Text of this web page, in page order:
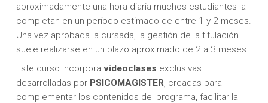
aproximadamente una hora diaria muchos estudiantes la
completan en un período estimado de entre 1 y 2 meses.
Una vez aprobada la cursada, la gestión de la titulación
suele realizarse en un plazo aproximado de 2 a 3 meses.
Este curso incorpora videoclases exclusivas
desarrolladas porPSICOMAGISTER , creadas para
complementar los contenidos del programa, facilitar la